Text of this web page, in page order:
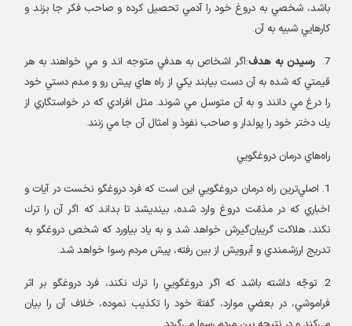
باشد، شخصي به دروغ خود را آدمي تحصيل كرده و صاحب فكر جا بزند و
كارهايي شبيه به آن.
رسيدن به هدف:اگر اشخاص به هدفي متوجه اند و مي خواهند به هر
قيمتي كه شده به آن دست بيابند يكي از راه هاي پيش رو و مدم دستي خود
را درغ مي دانند و به آن متوسل مي شوند. مثل افرادي كه در خواستگاري از
يك دختر خود را پولدار و صاحب نفوذ و امثال آن جا مي زنند.
راه‌هاي درمان دروغگويي
اصلي‌ترين راه درمان دروغگويي اين است كه فرد دروغگو نخست در آيات و
اخباري كه در مذمّت دروغ وارد شده، بينديشد تا بداند كه اگر آن را ترك
نكند، هلاكت گريبان‌گيرش خواهد شد و به ياد بياورد كه شخص دروغگو به
تدريج ارزشمندي و آبرويش از بين رفته، پيش مردم رسوا خواهد شد.
توجّه داشته باشد كه اگر دروغگويي را ترك نكند، فرد دروغگو بر اثر
فراموشي، در بعضي موارد، گفتة خود را تكذيب نموده، خلاف آن را بيان